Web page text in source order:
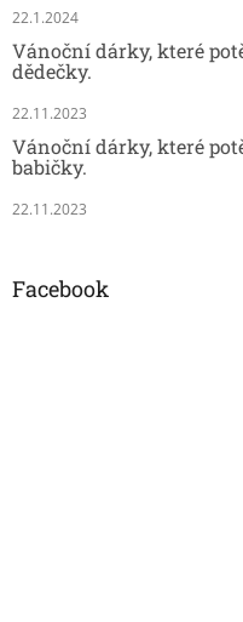
22.1.2024
Vánoční dárky, které
dědečky.
22.11.2023
Vánoční dárky, které
babičky.
22.11.2023
Facebook